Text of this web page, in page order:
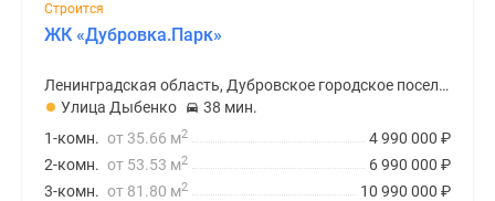
Строится
ЖК «Дубровка.Парк»
Ленинградская область, Дубровское городское поселение
Улица Дыбенко
38 мин.
4 990 000 ₽
1-комн. от 35.66 м2
6 990 000 ₽
2-комн. от 53.53 м2
10 990 000 ₽
3-комн. от 81.80 м2